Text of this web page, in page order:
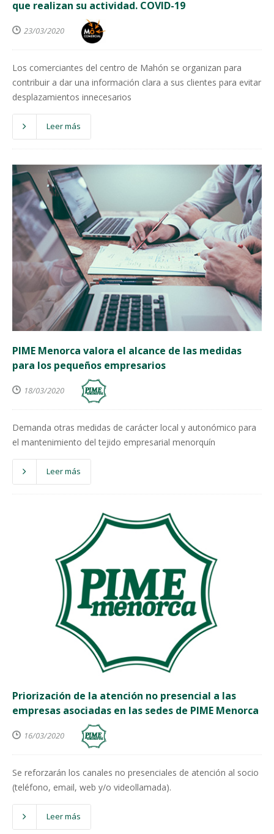
que realizan su actividad. COVID-19
23/03/2020
Los comerciantes del centro de Mahón se organizan para
contribuir a dar una información clara a sus clientes para evitar
desplazamientos innecesarios
Leer más
PIME Menorca valora el alcance de las medidas
para los pequeños empresarios
18/03/2020
Demanda otras medidas de carácter local y autonómico para
el mantenimiento del tejido empresarial menorquín
Leer más
Priorización de la atención no presencial a las
empresas asociadas en las sedes de PIME Menorca
16/03/2020
Se reforzarán los canales no presenciales de atención al socio
(teléfono, email, web y/o videollamada).
Leer más